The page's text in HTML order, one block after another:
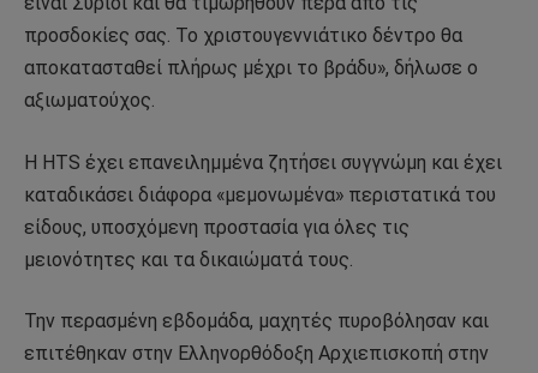
προσδοκίες σας. Το χριστουγεννιάτικο δέντρο θα
αποκατασταθεί πλήρως μέχρι το βράδυ», δήλωσε ο
αξιωματούχος.
Η HTS έχει επανειλημμένα ζητήσει συγγνώμη και έχει
καταδικάσει διάφορα «μεμονωμένα» περιστατικά του
είδους, υποσχόμενη προστασία για όλες τις
μειονότητες και τα δικαιώματά τους.
Την περασμένη εβδομάδα, μαχητές πυροβόλησαν και
επιτέθηκαν στην Ελληνορθόδοξη Αρχιεπισκοπή στην